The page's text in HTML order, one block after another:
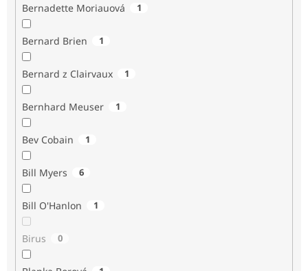
Bernadette Moriauová 1
Bernard Brien 1
Bernard z Clairvaux 1
Bernhard Meuser 1
Bev Cobain 1
Bill Myers 6
Bill O'Hanlon 1
Birus 0